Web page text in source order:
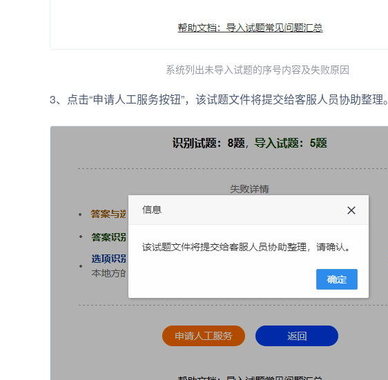
系统列出未导入试题的序号内容及失败原因
3、点击“申请人工服务按钮”，该试题文件将提交给客服人员协助整理。